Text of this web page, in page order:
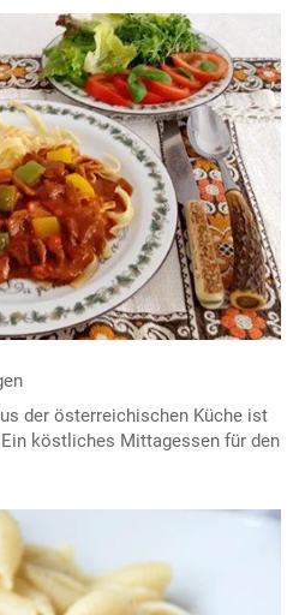
der österreichischen Küche ist
köstliches Mittagessen für den